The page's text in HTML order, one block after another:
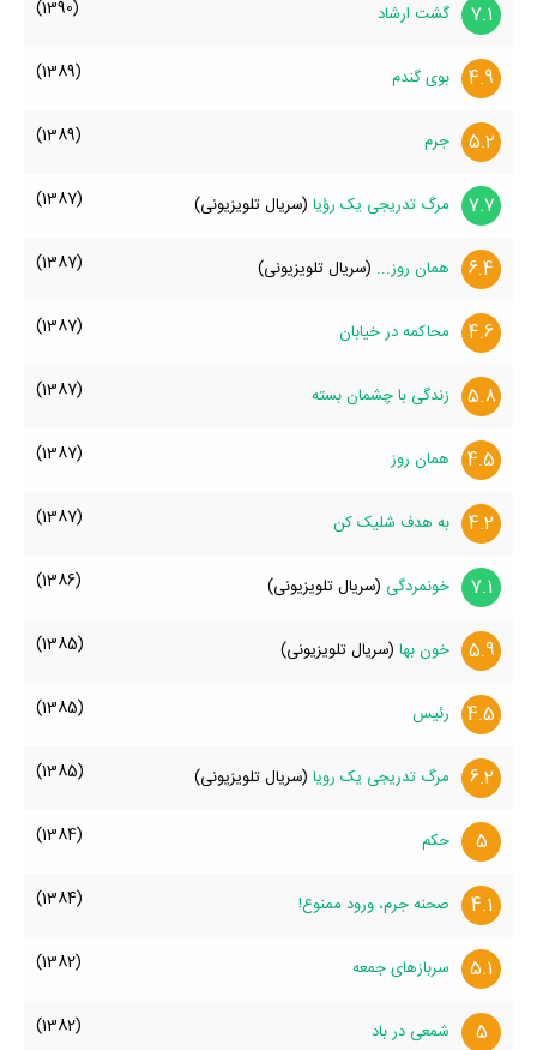
7.1 گشت ارشاد (1390)
4.9 بوی گندم (1389)
5.2 جرم (1389)
7.7 مرگ تدریجی یک رؤیا (سریال تلویزیونی) (1387)
6.4 همان روز... (سریال تلویزیونی) (1387)
4.6 محاکمه در خیابان (1387)
5.8 زندگی با چشمان بسته (1387)
4.5 همان روز (1387)
4.2 به هدف شلیک کن (1387)
7.1 خونمردگی (سریال تلویزیونی) (1386)
5.9 خون بها (سریال تلویزیونی) (1385)
4.5 رئیس (1385)
6.2 مرگ تدریجی یک رویا (سریال تلویزیونی) (1385)
5 حکم (1384)
4.1 صحنه جرم، ورود ممنوع! (1384)
5.1 سربازهای جمعه (1382)
5 شمعی در باد (1382)